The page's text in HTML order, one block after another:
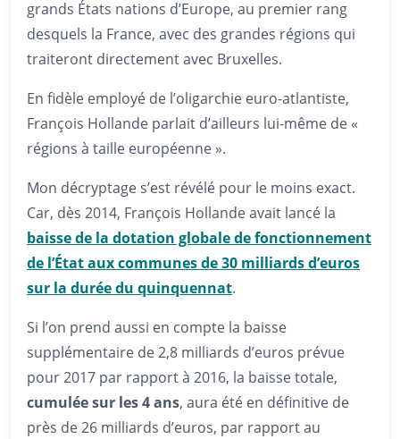
grands États nations d’Europe, au premier rang
desquels la France, avec des grandes régions qui
traiteront directement avec Bruxelles.
En fidèle employé de l’oligarchie euro-atlantiste,
François Hollande parlait d’ailleurs lui-même de «
régions à taille européenne ».
Mon décryptage s’est révélé pour le moins exact.
Car, dès 2014, François Hollande avait lancé la
baisse de la dotation globale de fonctionnement
de l’État aux communes de 30 milliards d’euros
sur la durée du quinquennat.
Si l’on prend aussi en compte la baisse
supplémentaire de 2,8 milliards d’euros prévue
pour 2017 par rapport à 2016, la baisse totale,
cumulée sur les 4 ans, aura été en définitive de
près de 26 milliards d’euros, par rapport au